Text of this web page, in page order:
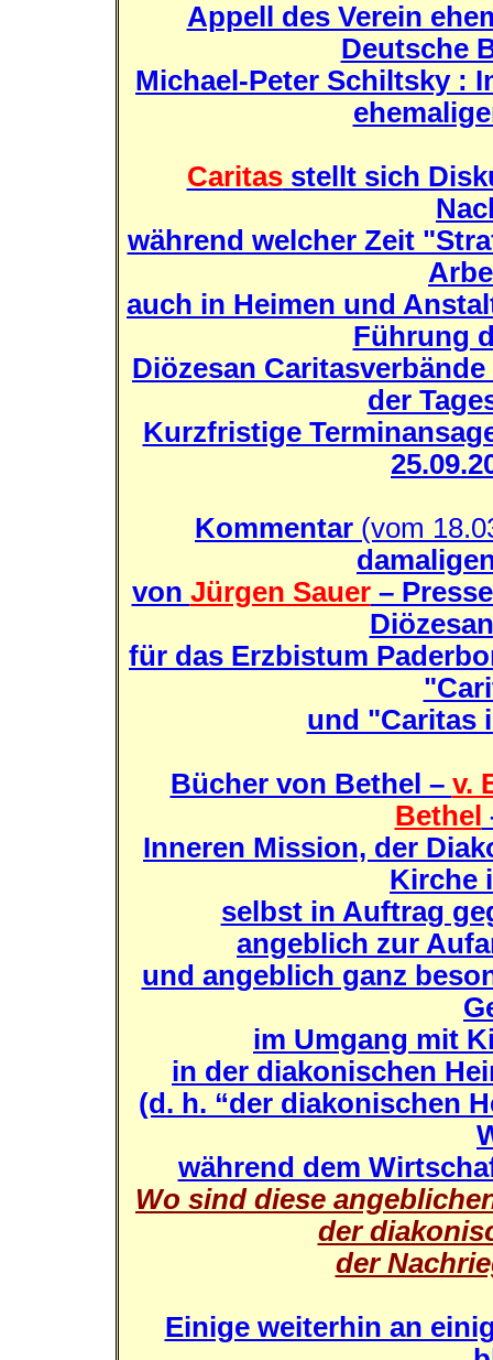
Appell des Verein
Deutsche
Michael-Peter Schiltsky :
Caritasstellt sich
während welcher Zeit
auch in Heimen und
Führung
Diözesan
der
Kurzfristige
Kommentar (vom
von Jürgen Sauer–
für das Erzbistum
und "Caritas
Bücher von Bethel – v.
Bethel
Inneren Mission, der
Kirche
selbst in Auftrag
angeblich zur
und angeblich ganz
im Umgang mit
in der diakonischen
(d. h. “der diakonischen
während dem
Wo sind diese
der
der
Einige weiterhin an